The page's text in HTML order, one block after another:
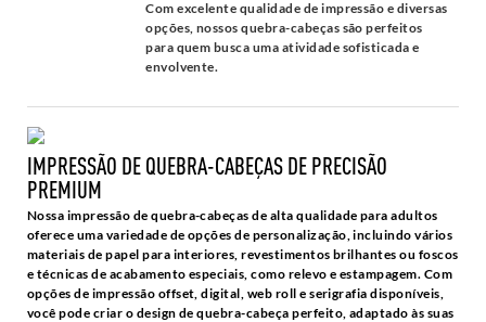
Com excelente qualidade de impressão e diversas
opções, nossos quebra-cabeças são perfeitos
para quem busca uma atividade sofisticada e
envolvente.
IMPRESSÃO DE QUEBRA-CABEÇAS DE PRECISÃO
PREMIUM
Nossa impressão de quebra-cabeças de alta qualidade para adultos
oferece uma variedade de opções de personalização, incluindo vários
materiais de papel para interiores, revestimentos brilhantes ou foscos
e técnicas de acabamento especiais, como relevo e estampagem. Com
opções de impressão offset, digital, web roll e serigrafia disponíveis,
você pode criar o design de quebra-cabeça perfeito, adaptado às suas